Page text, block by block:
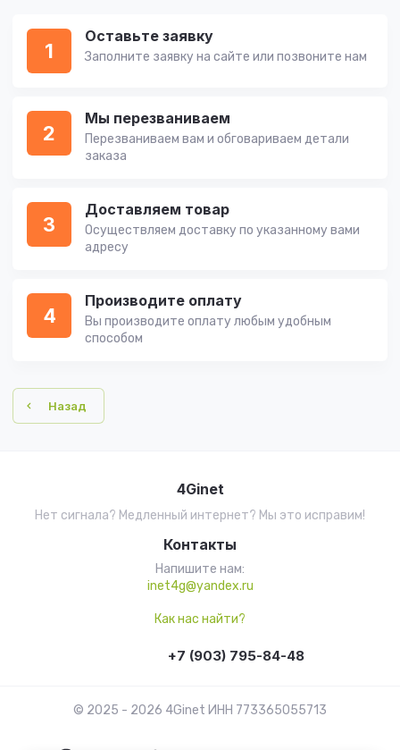
1
Оставьте заявку
Заполните заявку на сайте или позвоните нам
2
Мы перезваниваем
Перезваниваем вам и обговариваем детали
заказа
3
Доставляем товар
Осуществляем доставку по указанному вами
адресу
4
Производите оплату
Вы производите оплату любым удобным
способом
Назад
4Ginet
Нет сигнала? Медленный интернет? Мы это исправим!
Контакты
Напишите нам:
inet4g@yandex.ru
Как нас найти?
+7 (903) 795-84-48
© 2025 - 2026 4Ginet ИНН 773365055713